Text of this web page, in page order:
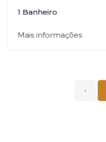
1 Banheiro
Mais informações
‹